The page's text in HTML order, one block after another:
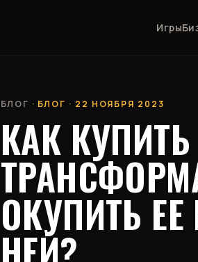
Игры
БЛОГ · БЛОГ · 22 НОЯБРЯ 2023
КАК КУПИТЬ
ОКУПИТЬ
НЕЙ?